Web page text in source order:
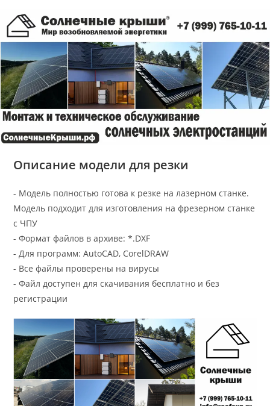
Описание модели для резки
- Модель полностью готова к резке на лазерном станке.
Модель подходит для изготовления на фрезерном станке
с ЧПУ
- Формат файлов в архиве: *.DXF
- Для программ: AutoCAD, CorelDRAW
- Все файлы проверены на вирусы
- Файл доступен для скачивания бесплатно и без
регистрации